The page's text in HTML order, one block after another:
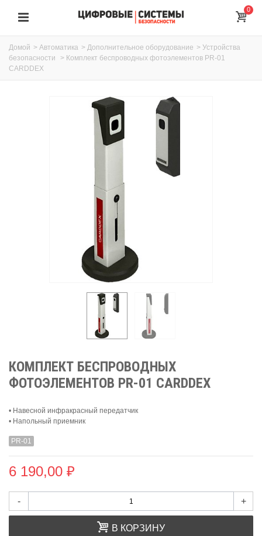
0
Домой > Автоматика > Дополнительное оборудование > Устройства
безопасности
> Комплект беспроводных фотоэлементов PR-01
CARDDEX
КОМПЛЕКТ БЕСПРОВОДНЫХ
ФОТОЭЛЕМЕНТОВ PR-01 CARDDEX
• Навесной инфракрасный передатчик
• Напольный приемник
PR-01
6 190,00 ₽
- +
В КОРЗИНУ